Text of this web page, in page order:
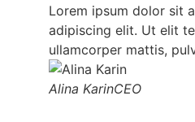
Lorem ipsum dolor sit
adipiscing elit. Ut elit
ullamcorper mattis,
Alina KarinCEO